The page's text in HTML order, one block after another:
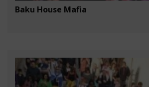
Baku House Mafia